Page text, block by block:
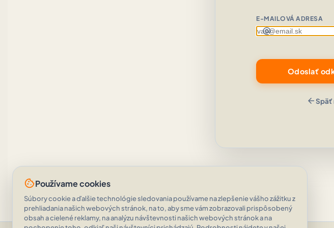
E-MAILOVÁ ADRESA
alternate_email
Odoslať
arrow_backSpäť
cookiePoužívame cookies
Súbory cookie a ďalšie technológie sledovania používame na zlepšenie vášho zážitku z
prehliadania našich webových stránok, na to, aby sme vám zobrazovali prispôsobený
obsah a cielené reklamy, na analýzu návštevnosti našich webových stránok a na